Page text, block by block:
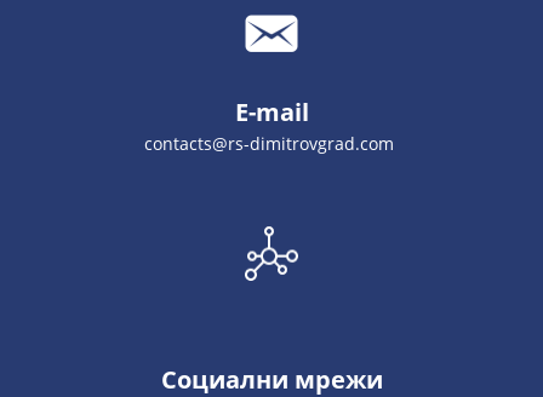
E-mail
contacts@rs-dimitrovgrad.com
Социални мрежи